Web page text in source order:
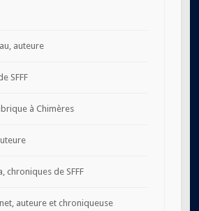
auteure
SFFF
à Chimères
chroniques de SFFF
auteure et chroniqueuse